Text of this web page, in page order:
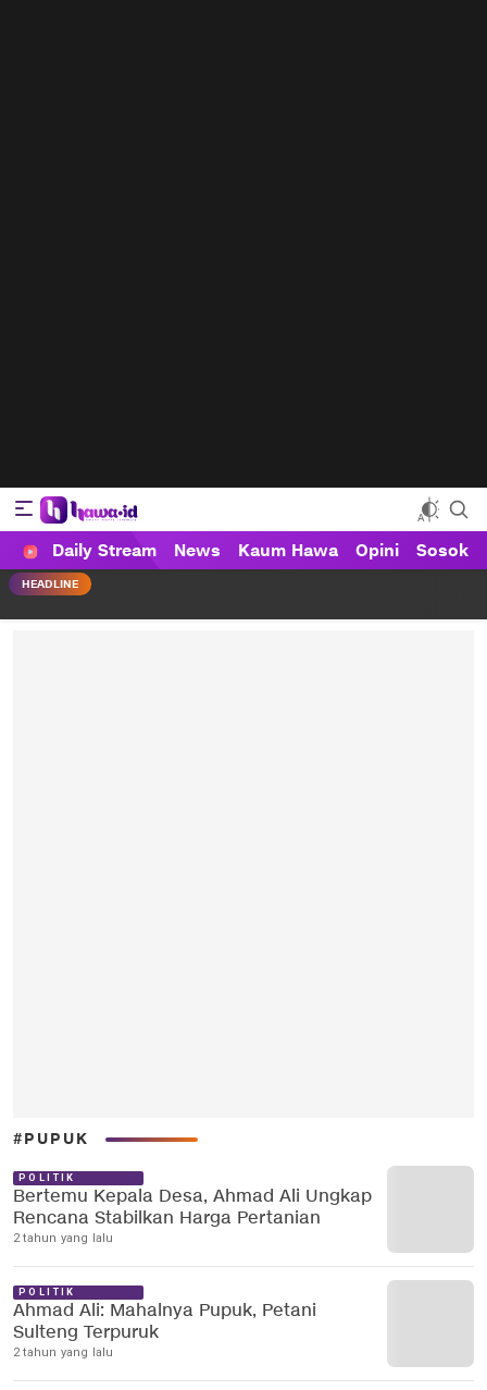
HAWA
Haluan Wanita Indonesia
Daily Stream News Kaum Hawa Opini Sosok
HEADLINE
#PUPUK
POLITIK
Bertemu Kepala Desa, Ahmad Ali Ungkap
Rencana Stabilkan Harga Pertanian
2 tahun yang lalu
POLITIK
Ahmad Ali: Mahalnya Pupuk, Petani
Sulteng Terpuruk
2 tahun yang lalu